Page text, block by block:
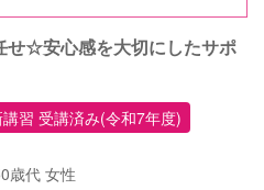
☆安心感を大切にしたサポ
習 受講済み(令和7年度)
歳代 女性